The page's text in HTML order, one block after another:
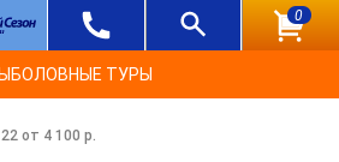
0
ТУРЫ
от 4 100 р.